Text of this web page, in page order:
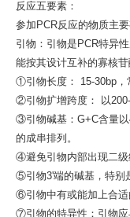
反应五要素：
参加PCR反应的物质主
引物：引物是PCR特异
能按其设计互补的寡核
①引物长度： 15-30bp，
②引物扩增跨度： 以
③引物碱基：G+C含量以
的成串排列。
④避免引物内部出现二级
⑤引物3'端的碱基，特别
⑥引物中有或能加上合适
⑦引物的特异性：引物应